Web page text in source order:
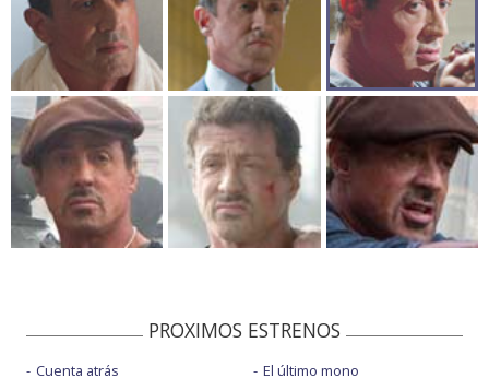
PROXIMOS ESTRENOS
Cuenta atrás
El último mono